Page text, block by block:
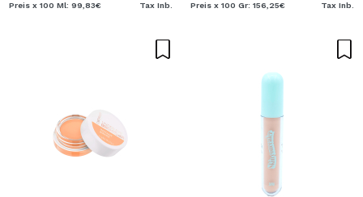
Preis x 100 Ml: 99,83€ Tax Inb. Preis x 100 Gr: 156,25€ Tax Inb.